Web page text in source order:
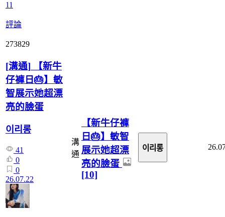
11
評論
273829
[溝通] 【新牛
仔褲日🎂】敏
智展示她超漂
亮的臉蛋
이리롱
41
0
0
26.07.22
溝
通
【新牛仔褲
日🎂】敏智
展示她超漂
亮的臉蛋
[10]
이리롱